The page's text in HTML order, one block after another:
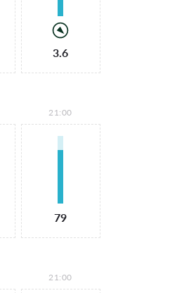
3.6
21:00
79
21:00